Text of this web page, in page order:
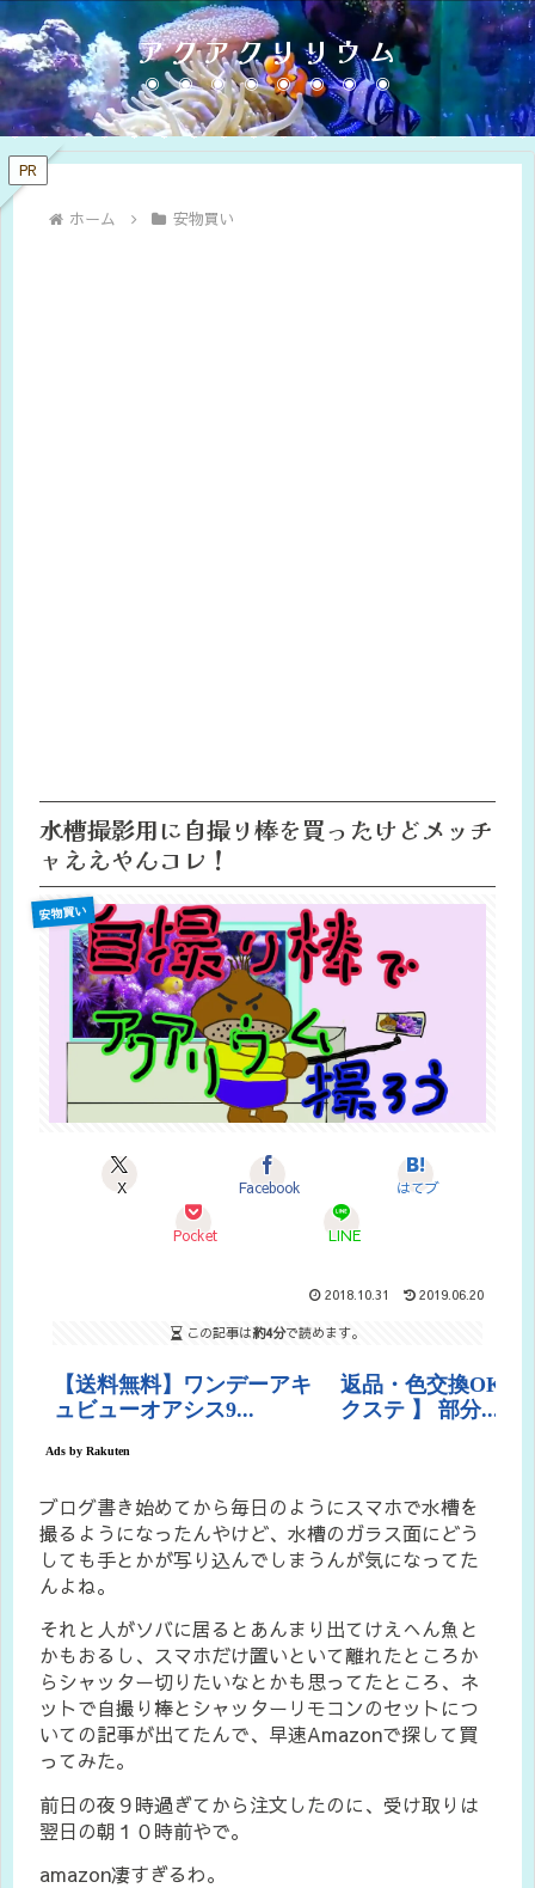
アクアクリリウム
PR
ホーム 安物買い
水槽撮影用に自撮り棒を買ったけどメッチ
ャええやんコレ！
安物買い
X Facebook はてブ
Pocket LINE
2018.10.31 2019.06.20
この記事は約4分で読めます。
ブログ書き始めてから毎日のようにスマホで水槽を
撮るようになったんやけど、水槽のガラス面にどう
しても手とかが写り込んでしまうんが気になってた
んよね。
それと人がソバに居るとあんまり出てけえへん魚と
かもおるし、スマホだけ置いといて離れたところか
らシャッター切りたいなとかも思ってたところ、ネ
ットで自撮り棒とシャッターリモコンのセットにつ
いての記事が出てたんで、早速Amazonで探して買
ってみた。
前日の夜９時過ぎてから注文したのに、受け取りは
翌日の朝１０時前やで。
amazon凄すぎるわ。